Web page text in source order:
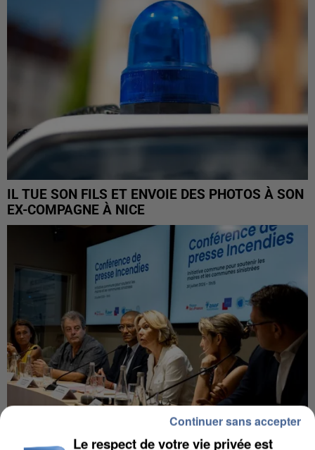
IL TUE SON FILS ET ENVOIE DES PHOTOS À SON
EX-COMPAGNE À NICE
Le respect de votre vie privée est
Continuer sans accepter